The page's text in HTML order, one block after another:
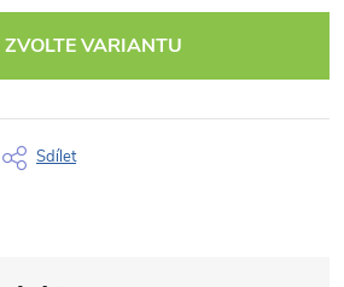
ZVOLTE VARIANTU
Sdílet